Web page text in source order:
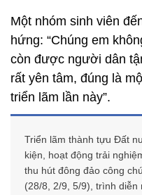
Một nhóm sinh viên
hứng: “Chúng em
còn được người dân
rất yên tâm, đúng là
triển lãm lần này”.
Triển lãm thành tựu Đất
kiện, hoạt động trải
thu hút đông đảo công
(28/8, 2/9, 5/9), trình diễn